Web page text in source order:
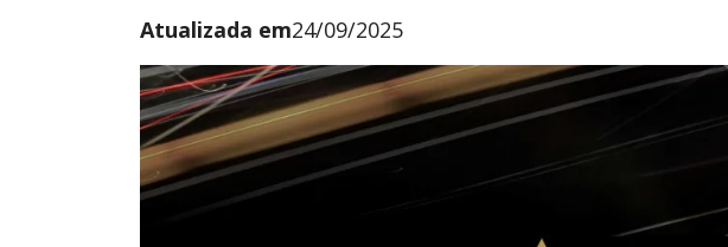
Atualizada em24/09/2025